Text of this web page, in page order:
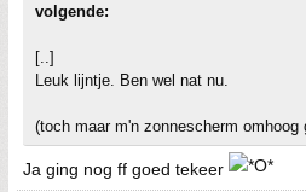
volgende:
[..]
Leuk lijntje. Ben wel nat nu.
(toch maar m'n zonnescherm omhoog
Ja ging nog ff goed tekeer